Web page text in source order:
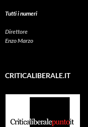
Tutti i numeri
Direttore
Enzo Marzo
CRITICALIBERALE.IT